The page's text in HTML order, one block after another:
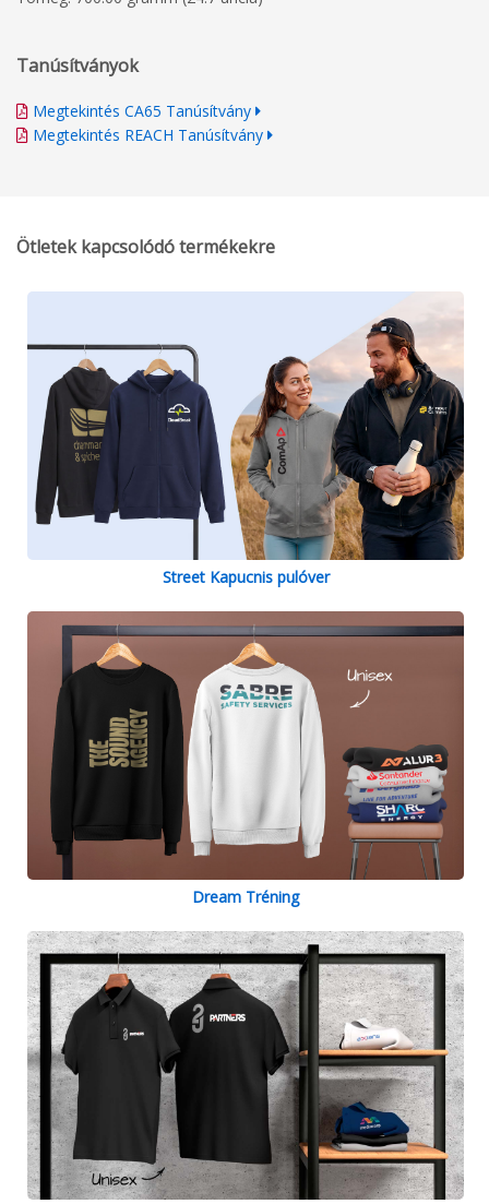
Tanúsítványok
Megtekintés CA65 Tanúsítvány
Megtekintés REACH Tanúsítvány
Ötletek kapcsolódó termékekre
Street Kapucnis pulóver
Dream Tréning